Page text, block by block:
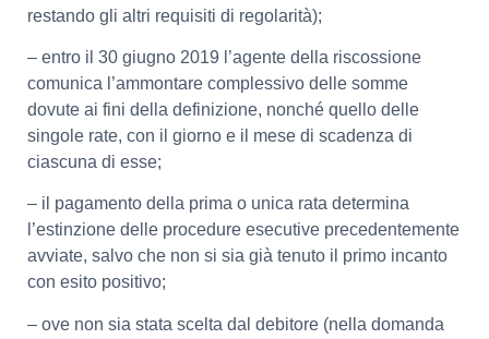
restando gli altri requisiti di regolarità);
– entro il 30 giugno 2019 l’agente della riscossione
comunica l’ammontare complessivo delle somme
dovute ai fini della definizione, nonché quello delle
singole rate, con il giorno e il mese di scadenza di
ciascuna di esse;
– il pagamento della prima o unica rata determina
l’estinzione delle procedure esecutive precedentemente
avviate, salvo che non si sia già tenuto il primo incanto
con esito positivo;
– ove non sia stata scelta dal debitore (nella domanda